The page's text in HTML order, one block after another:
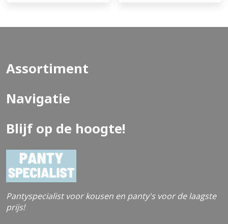
Assortiment
Navigatie
Blijf op de hoogte!
Pantyspecialist voor kousen en panty's voor de laagste
prijs!